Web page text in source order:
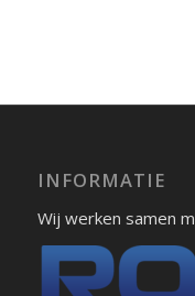
INFORMATIE
Wij werken samen